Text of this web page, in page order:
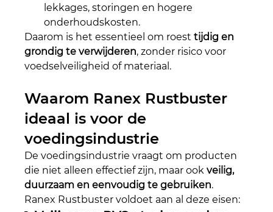
lekkages, storingen en hogere
onderhoudskosten.
Daarom is het essentieel om roest tijdig en
grondig te verwijderen, zonder risico voor
voedselveiligheid of materiaal.
Waarom Ranex Rustbuster
ideaal is voor de
voedingsindustrie
De voedingsindustrie vraagt om producten
die niet alleen effectief zijn, maar ook veilig,
duurzaam en eenvoudig te gebruiken.
Ranex Rustbuster voldoet aan al deze eisen: